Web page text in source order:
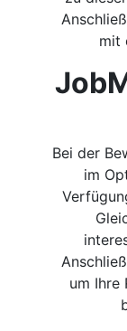
mit
Bei der
im
um Ihre